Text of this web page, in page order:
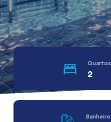
Quartos
2